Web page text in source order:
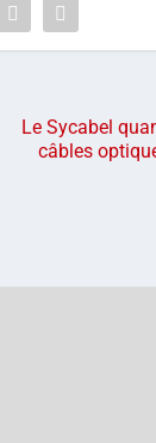
Le Sycabel
câbles